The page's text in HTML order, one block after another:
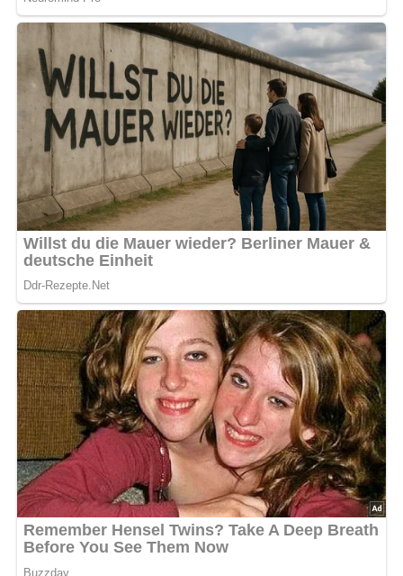
Wenn die Bohnen fast gar sind, eine helle Schwitze
bereiten.
In die Schwitze feingeschnittene Zwiebeln, die geriebene
Knoblauchzehe und etwas Rosenpaprika geben.
Danach die Schwitze auf die Bohnen gießen, mit Pfeffer
abschmecken und garkochen.
Aus dem restlichen Mehl und dem Ei einen Teig kneten,
abschmecken, und den Teig in die Suppe rupfen.
Alles zusammen garen lassen und die Suppe mit
gehackter Petersilie servieren.
[Nach: Rezepte – Aus Küchen in 13 Ländern » Herausgeber: Verband der Journalisten der DDR, Bezirk
Potsdam, 1985]
5/5(2 Bewertung)